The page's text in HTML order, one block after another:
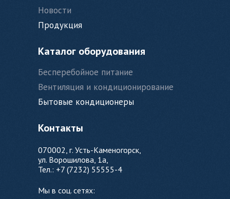
Новости
Продукция
Каталог оборудования
Бесперебойное питание
Вентиляция и кондиционирование
Бытовые кондиционеры
Контакты
070002, г. Усть-Каменогорск,
ул. Ворошилова, 1а,
Тел.: +7 (7232) 55555-4
Мы в соц. сетях: